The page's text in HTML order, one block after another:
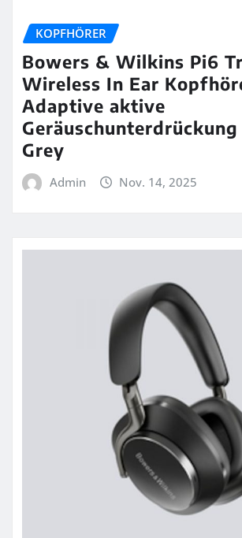
KOPFHÖRER
Bowers & Wilkins Pi6
Wireless In Ear
Adaptive aktive
Grey
Admin Nov. 14, 2025